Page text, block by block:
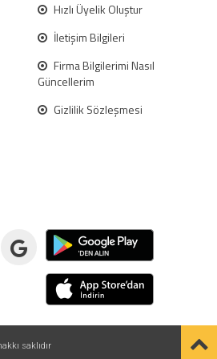
Hızlı Üyelik Oluştur
İletişim Bilgileri
Firma Bilgilerimi Nasıl
Güncellerim
Gizlilik Sözleşmesi
saklıdır